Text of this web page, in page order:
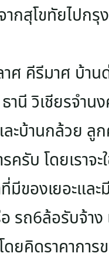
สุโขทัยไปกรุ
าศ คีรีมาศ บ้า
นี วิเชียรจำ
บ้านกล้วย ลู
ครับ โดยเรา
ของเยอะและ
รถ6ล้อรับจ้าง
ยคิดราคากา